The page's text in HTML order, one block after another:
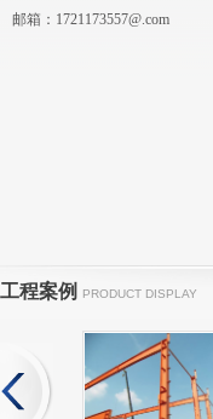
邮箱： 1721173557@.com
工程案例 PRODUCT DISPLAY